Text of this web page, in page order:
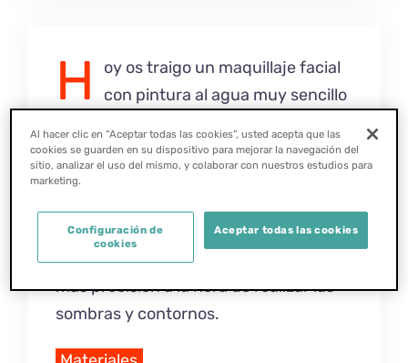
H
oy os traigo un maquillaje facial
con pintura al agua muy sencillo
Lo he realizado con pinturas al agua.
Estas se caracterizan por ser mucho
agradecerán nuestros pequeños y
pequeñas, y también porque nos dan
más precisión a la hora de realizar las
sombras y contornos.
Al hacer clic en “Aceptar todas las cookies”, usted acepta que las
cookies se guarden en su dispositivo para mejorar la navegación del
sitio, analizar el uso del mismo, y colaborar con nuestros estudios para
marketing.
Aceptar todas las cookies
Configuración de
cookies